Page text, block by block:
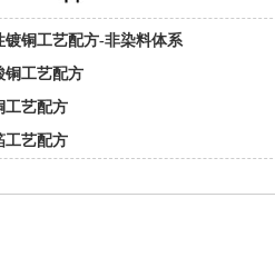
镀铜工艺配方-非染料体系
铜工艺配方
工艺配方
工艺配方